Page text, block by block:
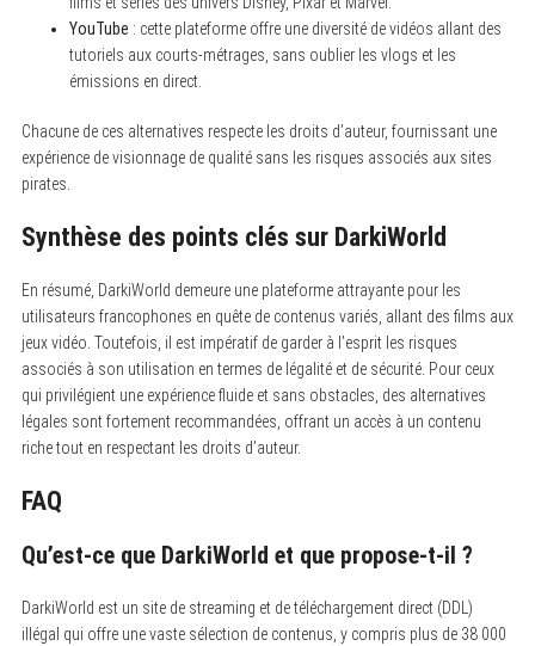
YouTube : cette plateforme offre une diversité de vidéos allant des
tutoriels aux courts-métrages, sans oublier les vlogs et les
émissions en direct.
Chacune de ces alternatives respecte les droits d’auteur, fournissant une
expérience de visionnage de qualité sans les risques associés aux sites
pirates.
Synthèse des points clés sur DarkiWorld
En résumé, DarkiWorld demeure une plateforme attrayante pour les
utilisateurs francophones en quête de contenus variés, allant des films aux
jeux vidéo. Toutefois, il est impératif de garder à l’esprit les risques
associés à son utilisation en termes de légalité et de sécurité. Pour ceux
qui privilégient une expérience fluide et sans obstacles, des alternatives
légales sont fortement recommandées, offrant un accès à un contenu
riche tout en respectant les droits d’auteur.
FAQ
Qu’est-ce que DarkiWorld et que propose-t-il ?
DarkiWorld est un site de streaming et de téléchargement direct (DDL)
illégal qui offre une vaste sélection de contenus, y compris plus de 38 000